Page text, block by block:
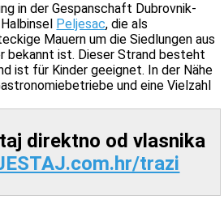
in der Gespanschaft Dubrovnik-
Peljesac, die als
Mauern um die Siedlungen aus
bekannt ist. Dieser Strand besteht
ist für Kinder geeignet. In der Nähe
und eine Vielzahl
direktno od vlasnika
trazi